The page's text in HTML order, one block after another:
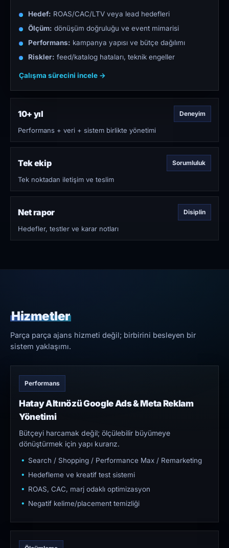
Hedef: ROAS/CAC/LTV veya lead hedefleri
Ölçüm: dönüşüm doğruluğu ve event mimarisi
Performans: kampanya yapısı ve bütçe dağılımı
Riskler: feed/katalog hataları, teknik engeller
Çalışma sürecini incele →
10+ yıl Deneyim
Performans + veri + sistem birlikte yönetimi
Tek ekip Sorumluluk
Tek noktadan iletişim ve teslim
Net rapor Disiplin
Hedefler, testler ve karar notları
Hizmetler
Parça parça ajans hizmeti değil; birbirini besleyen bir
sistem yaklaşımı.
Performans
Hatay Altınözü Google Ads & Meta Reklam
Yönetimi
Bütçeyi harcamak değil; ölçülebilir büyümeye
dönüştürmek için yapı kurarız.
Search / Shopping / Performance Max / Remarketing
Hedefleme ve kreatif test sistemi
ROAS, CAC, marj odaklı optimizasyon
Negatif kelime/placement temizliği